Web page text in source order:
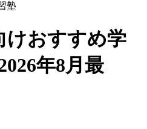
塾
けおすすめ学
年8月最